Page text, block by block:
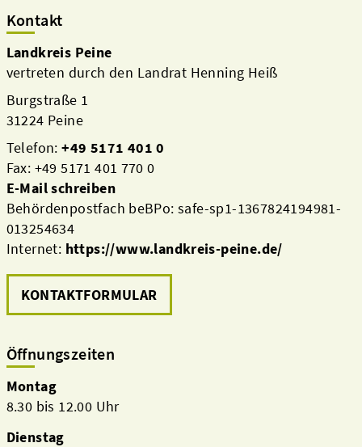
Kontakt
Landkreis Peine
vertreten durch den Landrat Henning Heiß
Burgstraße 1
31224 Peine
Telefon:+49 5171 401 0
Fax: +49 5171 401 770 0
E-Mail schreiben
Behördenpostfach beBPo: safe-sp1-1367824194981-
013254634
Internet: https://www.landkreis-peine.de/
KONTAKTFORMULAR
Öffnungszeiten
Montag
8.30 bis 12.00 Uhr
Dienstag